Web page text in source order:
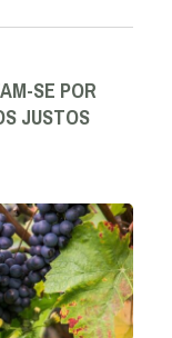
SE POR
JUSTOS